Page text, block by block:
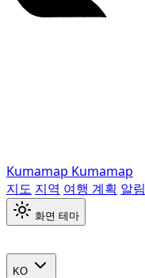
Kumamap Kumamap
지도 지역 여행 계획 알림
화면 테마
KO